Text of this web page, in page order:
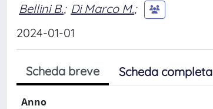
Bellini B.; Di Marco M.;
2024-01-01
Scheda breve Scheda completa
Anno